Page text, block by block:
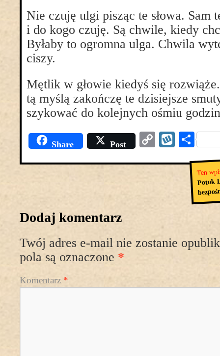
Nie czuję ulgi pisząc te słowa. Sam
i do kogo czuję. Są chwile, kiedy
Byłaby to ogromna ulga. Chwila
ciszy.
Mętlik w głowie kiedyś się
tą myślą zakończę te dzisiejsze
szykować do kolejnych ośmiu
Share Post
Copy
się
Ten
Potok
Dodaj komentarz
Twój adres e-mail nie zostanie
pola są oznaczone *
Komentarz *